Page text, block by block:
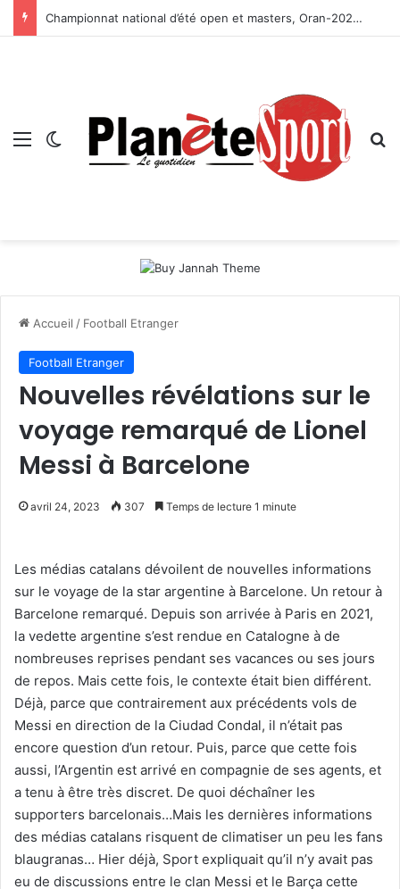
Championnat national d’été open et masters, Oran-2026 — Le CRB s’adjuge le titre
Menu Switch skin
Accueil / Football Etranger
Football Etranger
Nouvelles révélations sur le
voyage remarqué de Lionel
Messi à Barcelone
avril 24, 2023 307 Temps de lecture 1 minute
Les médias catalans dévoilent de nouvelles informations
sur le voyage de la star argentine à Barcelone. Un retour à
Barcelone remarqué. Depuis son arrivée à Paris en 2021,
la vedette argentine s’est rendue en Catalogne à de
nombreuses reprises pendant ses vacances ou ses jours
de repos. Mais cette fois, le contexte était bien différent.
Déjà, parce que contrairement aux précédents vols de
Messi en direction de la Ciudad Condal, il n’était pas
encore question d’un retour. Puis, parce que cette fois
aussi, l’Argentin est arrivé en compagnie de ses agents, et
a tenu à être très discret. De quoi déchaîner les
supporters barcelonais…Mais les dernières informations
des médias catalans risquent de climatiser un peu les fans
blaugranas… Hier déjà, Sport expliquait qu’il n’y avait pas
eu de discussions entre le clan Messi et le Barça cette